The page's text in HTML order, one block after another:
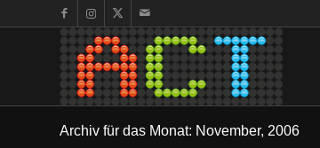
Archiv für das Monat: November, 2006